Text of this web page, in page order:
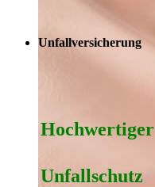
Unfallversicherung
Hoch­wertiger
Unfall­schutz